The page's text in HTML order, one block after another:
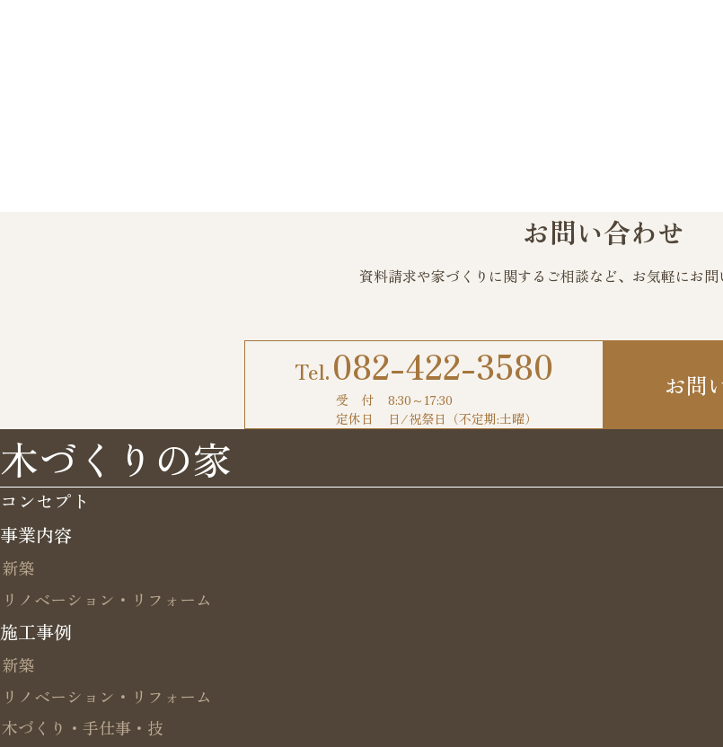
お問い合わせ
資料請求や家づくりに関するご相談など、 お気軽にお問
082-422-3580
受 付
8:30～17:30
定休日
日/祝祭日（不定期:土曜）
お問
木づくりの家
コンセプト
事業内容
新築
リノベーション・リフォーム
施工事例
新築
リノベーション・リフォーム
木づくり・手仕事・技